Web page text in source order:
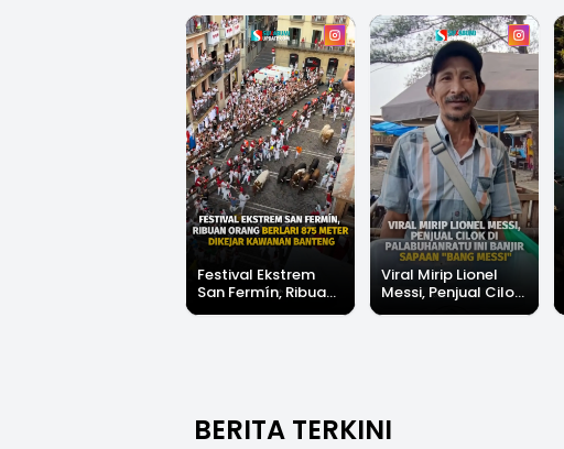
Festival Ekstrem
San Fermín, Ribuan
Orang Berlari 875
Viral Mirip Lionel
Messi, Penjual Cilok
di Palabuhanratu Ini
BERITA TERKINI